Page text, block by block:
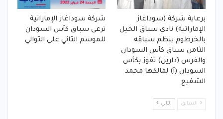
برعاية شركة (سوداغاز
الإماراتية) نادي سباق الخيل
بالخرطوم ينظم سباقه
الثامن سباق كأس السودان
والفرس (دارين) تفوز بكأس
السودان (أ) لمالكها محمد
الشفيع
شركة سوداغاز الإماراتية
ترعى سباق كأس السودان
للموسم الثاني علي التوالي
السابق التالي